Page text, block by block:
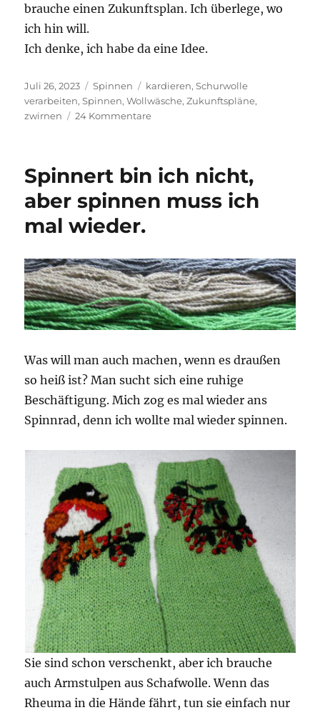
brauche einen Zukunftsplan. Ich überlege, wo
ich hin will.
Ich denke, ich habe da eine Idee.
Veröffentlicht
am
Juli 26, 2023 Kategorien
Spinnen Schlagwörter
kardieren,Schurwolle
verarbeiten,Spinnen,Wollwäsche,Zukunftspläne,
zwirnen
24 Kommentarezu
wird
Spinnert bin ich nicht,
aber spinnen muss ich
mal wieder.
Was will man auch machen, wenn es draußen
so heiß ist? Man sucht sich eine ruhige
Beschäftigung. Mich zog es mal wieder ans
Spinnrad, denn ich wollte mal wieder spinnen.
Sie sind schon verschenkt, aber ich brauche
auch Armstulpen aus Schafwolle. Wenn das
Rheuma in die Hände fährt, tun sie einfach nur